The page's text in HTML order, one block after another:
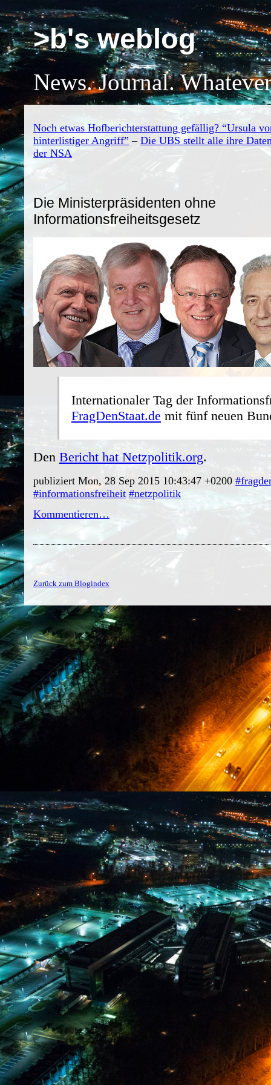
>b's weblog
News. Journal.
Noch etwas Hofberichterstattung gefällig? “Ursula
hinterlistiger Angriff” – Die UBS stellt alle ihre
der NSA
Die Ministerpräsidenten ohne
Informationsfreiheitsgesetz
Internationaler Tag der
FragDenStaat.de mit fünf neuen
Den Bericht hat Netzpolitik.org.
publiziert Mon, 28 Sep 2015 10:43:47 +0200
#informationsfreiheit #netzpolitik
Kommentieren…
Zurück zum Blogindex